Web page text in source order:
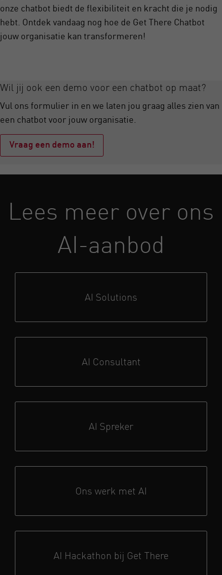
onze chatbot biedt de flexibiliteit en kracht die je nodig
hebt. Ontdek vandaag nog hoe de Get There Chatbot
jouw organisatie kan transformeren!
Wil jij ook een demo voor een chatbot op maat?
Vul ons formulier in en we laten jou graag alles zien van
een chatbot voor jouw organisatie.
Vraag een demo aan!
Lees meer over ons
AI-aanbod
AI Solutions
AI Consultant
AI Spreker
Ons werk met AI
AI Hackathon bij Get There